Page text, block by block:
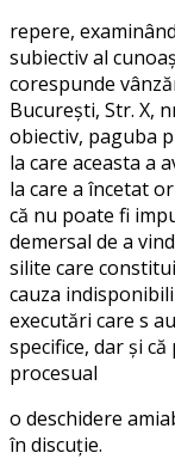
repere,
subiectiv al
corespunde
Bucureşti, Str. X,
obiectiv, paguba
la care aceasta a
la care a încetat
că nu poate fi
demersal de a
silite care
cauza
executări care s
specifice, dar şi
procesual
o deschidere
în discuţie.